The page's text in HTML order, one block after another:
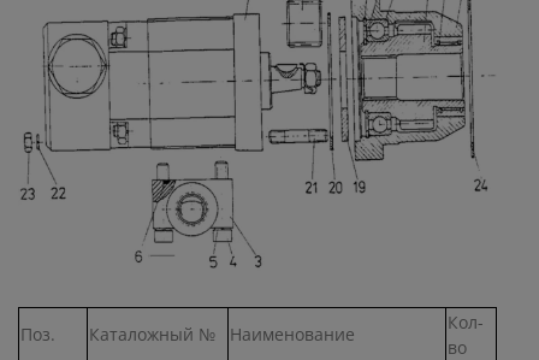
Поз. Каталожный № Наименование
Кол-
во